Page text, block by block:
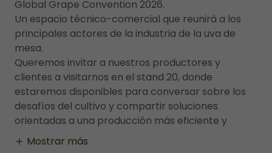
Global Grape Convention 2026.
Un espacio técnico-comercial que reunirá a los
principales actores de la industria de la uva de
mesa.
Queremos invitar a nuestros productores y
clientes a visitarnos en el stand 20, donde
estaremos disponibles para conversar sobre los
desafíos del cultivo y compartir soluciones
orientadas a una producción más eficiente y
Mostrar más